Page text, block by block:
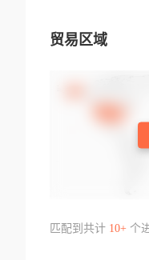
贸易区域
匹配到共计 10+个